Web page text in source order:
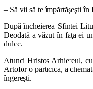
– Să vii să te împărtăşeşti
După încheierea Sfintei
Deodată a văzut în faţa ei
dulce.
Atunci Hristos Arhiereul,
Artofor o părticică, a
îngereşti.